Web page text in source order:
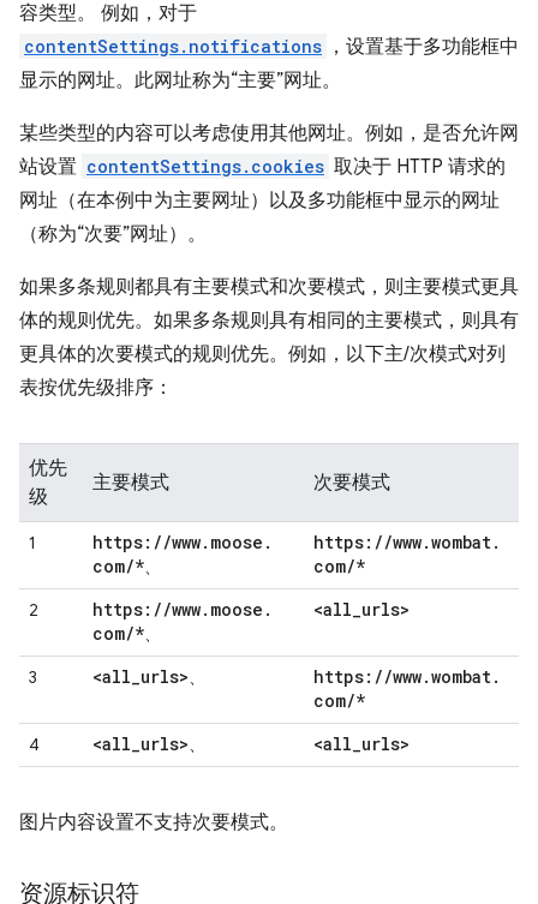
容类型。 例如，对于
contentSettings.notifications ，设置基于多功能框中
显示的网址。此网址称为“主要”网址。
某些类型的内容可以考虑使用其他网址。例如，是否允许网
站设置 contentSettings.cookies 取决于 HTTP 请求的
网址（在本例中为主要网址）以及多功能框中显示的网址
（称为“次要”网址）。
如果多条规则都具有主要模式和次要模式，则主要模式更具
体的规则优先。如果多条规则具有相同的主要模式，则具有
更具体的次要模式的规则优先。例如，以下主/次模式对列
表按优先级排序：
优先
级
主要模式 次要模式
1 https: //www. moose .
com/*、
https: //www.wombat.
com/*
2 https: //www. moose .
com/*、
<all_urls>
3 <all_urls>、 https: //www.wombat.
com/*
4 <all_urls>、 <all_urls>
图片内容设置不支持次要模式。
资源标识符